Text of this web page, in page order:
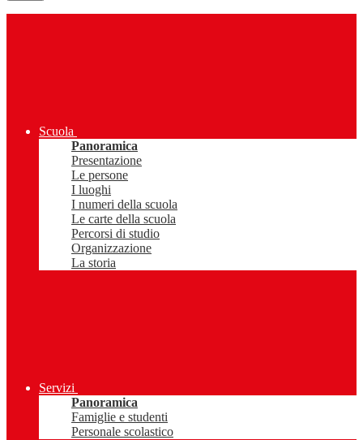
Scuola
Panoramica
Presentazione
Le persone
I luoghi
I numeri della scuola
Le carte della scuola
Percorsi di studio
Organizzazione
La storia
Servizi
Panoramica
Famiglie e studenti
Personale scolastico